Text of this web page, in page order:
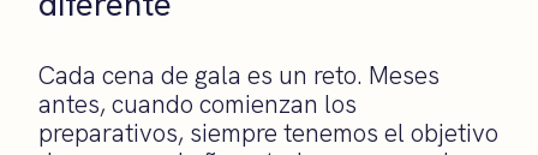
Cada cena de gala es un reto. Meses
antes, cuando comienzan los
preparativos, siempre tenemos el objetivo